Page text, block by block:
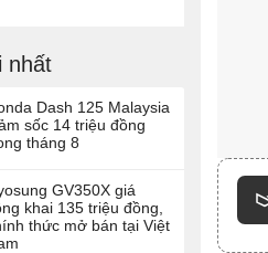
nhất
Dash 125 Malaysia
sốc 14 triệu đồng
tháng 8
GV350X giá
khai 135 triệu đồng,
thức mở bán tại Việt